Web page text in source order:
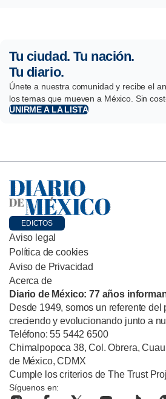
Tu ciudad. Tu nación.
Tu diario.
Únete a nuestra comunidad y recibe el
los temas que mueven a México. Sin
UNIRME A LA LISTA
EDICTOS
Aviso legal
Política de cookies
Aviso de Privacidad
Acerca de
Diario de México: 77 años
Desde 1949, somos un referente del
creciendo y evolucionando junto a
Teléfono: 55 5442 6500
Chimalpopoca 38, Col. Obrera,
de México, CDMX
Cumple los criterios de The Trust
Síguenos en: